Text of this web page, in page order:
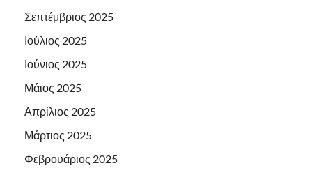
Σεπτέμβριος 2025
Ιούλιος 2025
Ιούνιος 2025
Μάιος 2025
Απρίλιος 2025
Μάρτιος 2025
Φεβρουάριος 2025